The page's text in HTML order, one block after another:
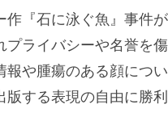
『石に泳ぐ魚』事件
ライバシーや名誉を
や腫瘍のある顔につ
する表現の自由に勝